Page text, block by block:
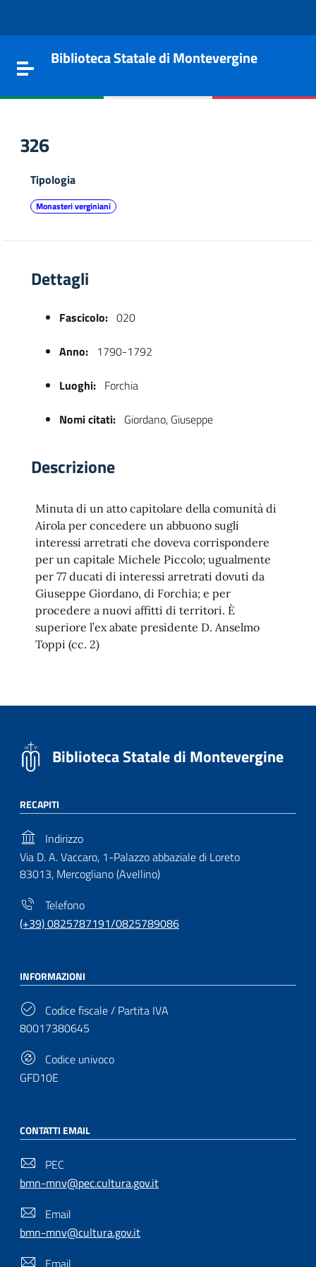
Toggle navigation
Biblioteca Statale di Montevergine
326
Tipologia
Monasteri verginiani
Dettagli
Fascicolo: 020
Anno: 1790-1792
Luoghi: Forchia
Nomi citati: Giordano, Giuseppe
Descrizione
Minuta di un atto capitolare della comunità di
Airola per concedere un abbuono sugli
interessi arretrati che doveva corrispondere
per un capitale Michele Piccolo; ugualmente
per 77 ducati di interessi arretrati dovuti da
Giuseppe Giordano, di Forchia; e per
procedere a nuovi affitti di territori. È
superiore l’ex abate presidente D. Anselmo
Toppi (cc. 2)
Biblioteca Statale di Montevergine
RECAPITI
Indirizzo
Via D. A. Vaccaro, 1-Palazzo abbaziale di Loreto
83013, Mercogliano (Avellino)
Telefono
(+39) 0825787191/0825789086
INFORMAZIONI
Codice fiscale / Partita IVA
80017380645
Codice univoco
GFD10E
CONTATTI EMAIL
PEC
bmn-mnv@pec.cultura.gov.it
Email
bmn-mnv@cultura.gov.it
Email